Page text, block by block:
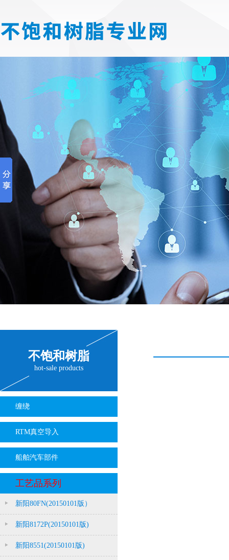
不饱和树脂
hot-sale products
缠绕
RTM真空导入
船舶汽车部件
工艺品系列
新阳80FN(20150101版）
新阳8172P(20150101版)
新阳8551(20150101版)